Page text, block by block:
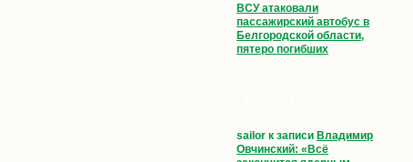
ВСУ атаковали
пассажирский автобус в
Белгородской области,
пятеро погибших
sailor к записи Владимир
Овчинский: «Всё